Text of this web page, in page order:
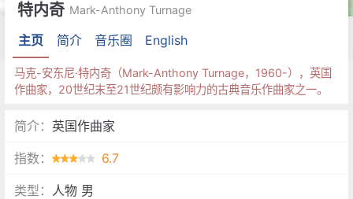
特内奇 Mark-Anthony Turnage
主页 简介 音乐圈 English
马克-安东尼·特内奇（Mark-Anthony Turnage，1960-），英国
作曲家，20世纪末至21世纪颇有影响力的古典音乐作曲家之一。
简介： 英国作曲家
指数： 6.7
类型： 人物 男